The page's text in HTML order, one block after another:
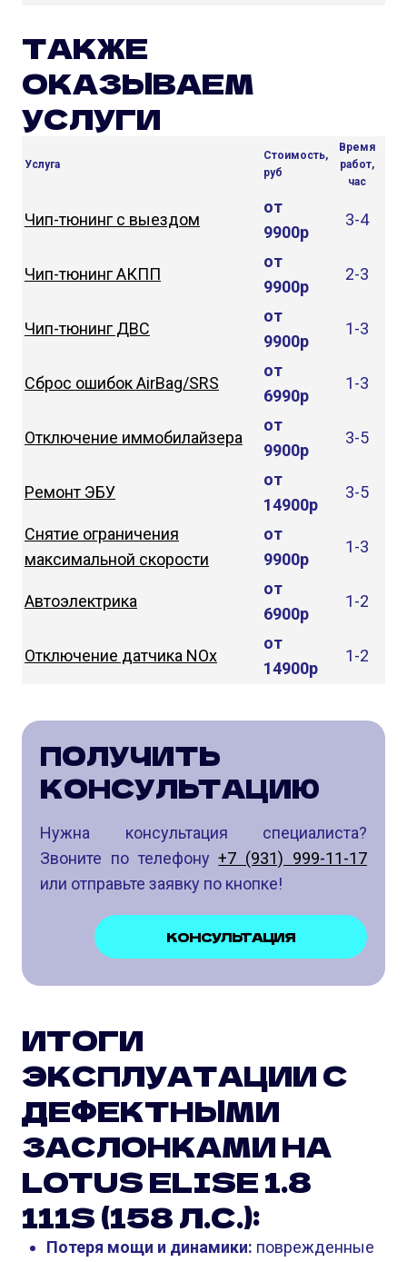
ТАКЖЕ
ОКАЗЫВАЕМ
УСЛУГИ
Услуга
Стоимость,
руб
Время
работ,
час
Чип-тюнинг с выездом
от
9900р
3-4
Чип-тюнинг АКПП
от
9900р
2-3
Чип-тюнинг ДВС
от
9900р
1-3
Сброс ошибок AirBag/SRS
от
6990р
1-3
Отключение иммобилайзера
от
9900р
3-5
Ремонт ЭБУ
от
14900р
3-5
Снятие ограничения
максимальной скорости
от
9900р
1-3
Автоэлектрика
от
6900р
1-2
Отключение датчика NOx
от
14900р
1-2
ПОЛУЧИТЬ
КОНСУЛЬТАЦИЮ
Нужна консультация специалиста?
Звоните по телефону+7 (931) 999-11-17
или отправьте заявку по кнопке!
КОНСУЛЬТАЦИЯ
ИТОГИ
ЭКСПЛУАТАЦИИ С
ДЕФЕКТНЫМИ
ЗАСЛОНКАМИ НА
LOTUS ELISE 1.8
111S (158 Л.С.):
Потеря мощи и динамики: поврежденные